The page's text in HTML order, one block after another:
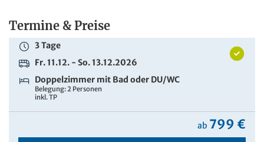
Termine & Preise
3 Tage
Fr. 11.12. - So. 13.12.2026
Doppelzimmer mit Bad oder DU/WC
Belegung: 2 Personen
inkl. TP
ab 799 €